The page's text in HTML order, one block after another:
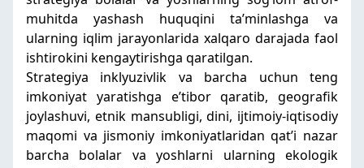
muhitda yashash huquqini taʼminlashga va
ularning iqlim jarayonlarida xalqaro darajada faol
ishtirokini kengaytirishga qaratilgan.
Strategiya inklyuzivlik va barcha uchun teng
imkoniyat yaratishga eʼtibor qaratib, geografik
joylashuvi, etnik mansubligi, dini, ijtimoiy-iqtisodiy
maqomi va jismoniy imkoniyatlaridan qatʼi nazar
barcha bolalar va yoshlarni ularning ekologik